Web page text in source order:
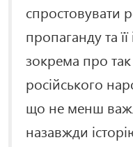
спростовувати
пропаганду та
зокрема про
російського
що не менш
назавжди